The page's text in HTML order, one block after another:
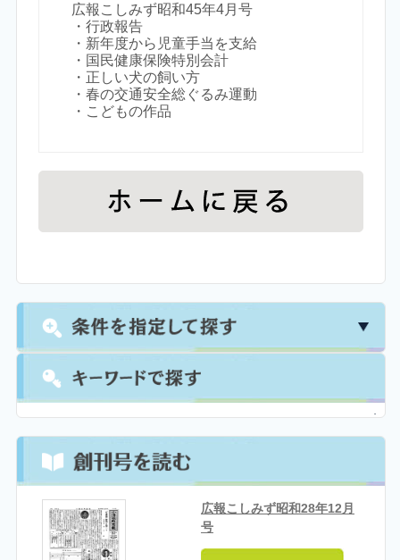
広報こしみず昭和45年4月号
・行政報告
・新年度から児童手当を支給
・国民健康保険特別会計
・正しい犬の飼い方
・春の交通安全総ぐるみ運動
・こどもの作品
広報こしみず昭和28年12月
号